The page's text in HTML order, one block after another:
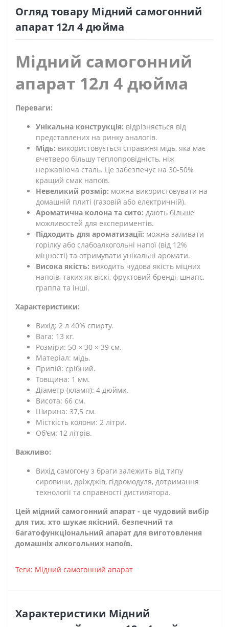
Огляд товару Мідний самогонний
апарат 12л 4 дюйма
Мідний самогонний
апарат 12л 4 дюйма
Переваги:
Унікальна конструкція: відрізняється від
представлених на ринку аналогів.
Мідь: використовується справжня мідь, яка має
вчетверо більшу теплопровідність, ніж
нержавіюча сталь. Це забезпечує на 30-50%
кращий смак напоїв.
Невеликий розмір: можна використовувати на
домашній плиті (газовій або електричній).
Ароматична колона та сито: дають більше
можливостей для експериментів.
Підходить для ароматизації: можна заливати
горілку або слабоалкогольні напої (від 12%
міцності) та отримувати унікальні аромати.
Висока якість: виходить чудова якість міцних
напоїв, таких як віскі, фруктовий бренді, шнапс,
граппа та інші.
Характеристики:
Вихід: 2 л 40% спирту.
Вага: 13 кг.
Розміри: 50 × 30 × 39 см.
Матеріал: мідь.
Припій: срібний.
Товщина: 1 мм.
Діаметр (кламп): 4 дюйми.
Висота: 66 см.
Ширина: 37,5 см.
Місткість колони: 2 літри.
Об'єм: 12 літрів.
Важливо:
Вихід самогону з браги залежить від типу
сировини, дріжджів, гідромодуля, дотримання
технології та справності дистилятора.
Цей мідний самогонний апарат - це чудовий вибір
для тих, хто шукає якісний, безпечний та
багатофункціональний апарат для виготовлення
домашніх алкогольних напоїв.
Теги: Мідний самогонний апарат
Характеристики Мідний